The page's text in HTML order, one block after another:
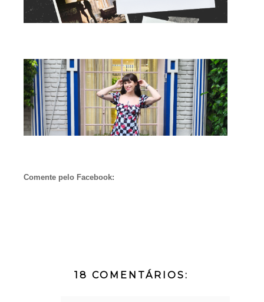
Comente pelo Facebook:
18 COMENTÁRIOS: